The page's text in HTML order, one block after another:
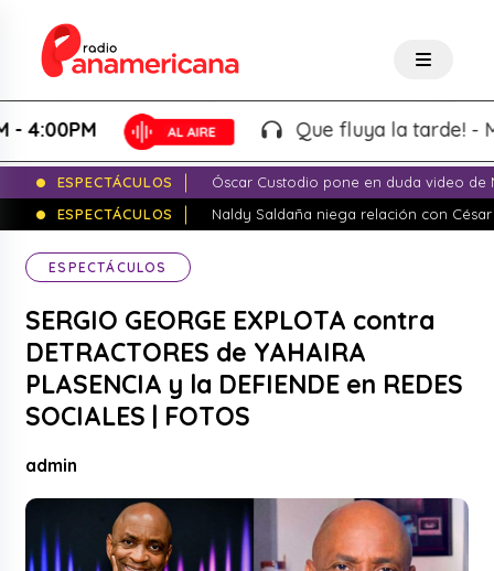
Que fluya la tarde! - Martin
ESPECTÁCULOS
Óscar Custodio pone en duda video de
ESPECTÁCULOS
Naldy Saldaña niega relación con
ESPECTÁCULOS
SERGIO GEORGE EXPLOTA contra
DETRACTORES de YAHAIRA
PLASENCIA y la DEFIENDE en REDES
SOCIALES | FOTOS
admin